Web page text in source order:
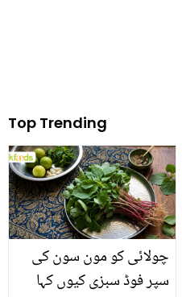
Top Trending
چولائی کو مون سون کی
سپر فوڈ سبزی کیوں کہا